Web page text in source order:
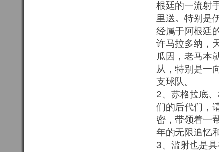
根廷的一流射
里送。特别是
经属于阿根廷
许马拉多纳，
瓜因，老马本
从，特别是一
支球队。
2、苏格拉底
们的后代们，
密，带领着一
年的无限追忆
3、滥射也是